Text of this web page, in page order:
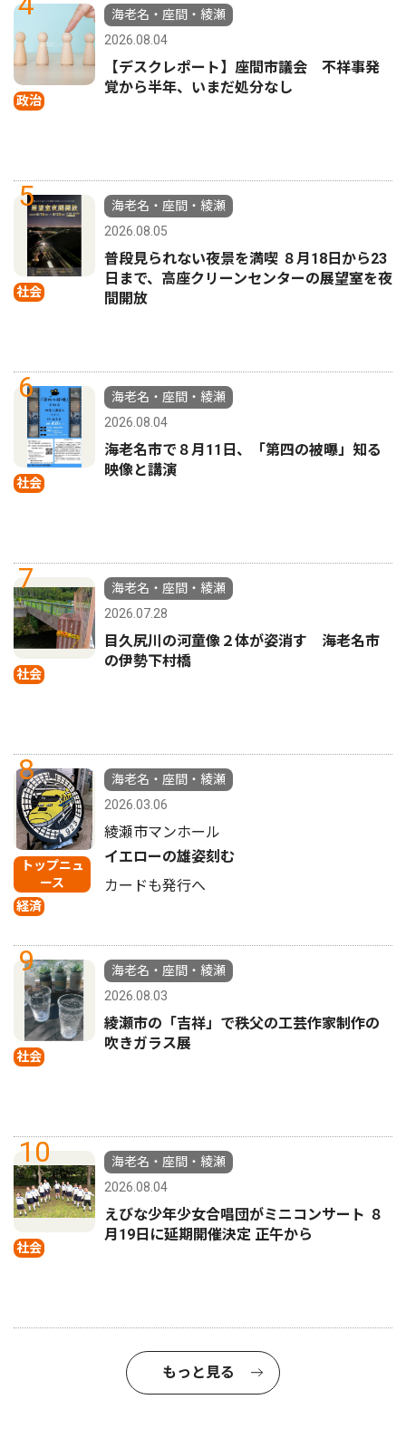
政治
海老名・座間・綾瀬
2026.08.04
【デスクレポート】座間市議会 不祥事発
覚から半年、いまだ処分なし
5
社会
海老名・座間・綾瀬
2026.08.05
普段見られない夜景を満喫 ８月18日から23
日まで、高座クリーンセンターの展望室を夜
間開放
6
社会
海老名・座間・綾瀬
2026.08.04
海老名市で８月11日、「第四の被曝」知る
映像と講演
7
社会
海老名・座間・綾瀬
2026.07.28
目久尻川の河童像２体が姿消す 海老名市
の伊勢下村橋
8
トップニュ
ース
経済
海老名・座間・綾瀬
2026.03.06
綾瀬市マンホール
イエローの雄姿刻む
カードも発行へ
9
社会
海老名・座間・綾瀬
2026.08.03
綾瀬市の「吉祥」で秩父の工芸作家制作の
吹きガラス展
10
社会
海老名・座間・綾瀬
2026.08.04
えびな少年少女合唱団がミニコンサート ８
月19日に延期開催決定 正午から
もっと見る